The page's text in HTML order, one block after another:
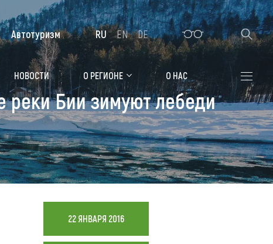
Алтайская зимовка
Где остановиться
Санатории
Гостиницы, отели
Коттеджи, базы
Сельские усадьбы
Мотели, придорожные отели
НОВОСТИ О РЕГИОНЕ О НАС
Автотуризм RU EN DE
реки Бии зимуют лебеди
22 ЯНВАРЯ 2016